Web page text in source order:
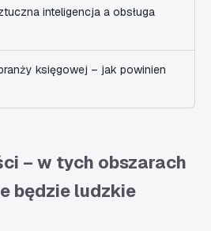
inteligencja a obsługa
księgowej – jak powinien
– w tych obszarach
będzie ludzkie